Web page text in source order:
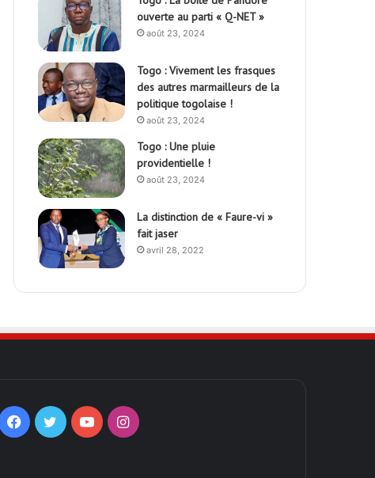
ouverte au parti « Q-NET »
août 23, 2024
Togo : Vivement les frasques
des autres marmailleurs de la
politique togolaise !
août 23, 2024
Togo : Une pluie
providentielle !
août 23, 2024
La distinction de « Faure-vi »
fait jaser
avril 28, 2022
Facebook
TwitterYouTubeInstagram